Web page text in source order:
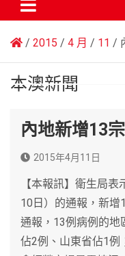
2015 4 月 11
本澳新聞
內地新增13
2015年4月11日
【本報訊】衛生局
10日）的通報，新增
通報，13例病例的地
佔2例、山東省佔1例